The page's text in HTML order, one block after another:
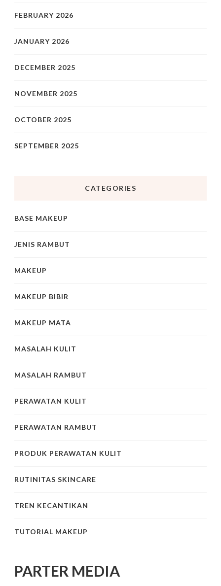
FEBRUARY 2026
JANUARY 2026
DECEMBER 2025
NOVEMBER 2025
OCTOBER 2025
SEPTEMBER 2025
CATEGORIES
BASE MAKEUP
JENIS RAMBUT
MAKEUP
MAKEUP BIBIR
MAKEUP MATA
MASALAH KULIT
MASALAH RAMBUT
PERAWATAN KULIT
PERAWATAN RAMBUT
PRODUK PERAWATAN KULIT
RUTINITAS SKINCARE
TREN KECANTIKAN
TUTORIAL MAKEUP
PARTER MEDIA